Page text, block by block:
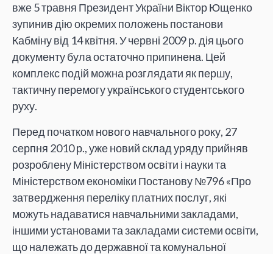
вже 5 травня Президент України Віктор Ющенко
зупинив дію окремих положень постанови
Кабміну від 14 квітня. У червні 2009 р. дія цього
документу була остаточно припинена. Цей
комплекс подій можна розглядати як першу,
тактичну перемогу українського студентського
руху.
Перед початком нового навчального року, 27
серпня 2010 р., уже новий склад уряду прийняв
розроблену Міністерством освіти і науки та
Міністерством економіки Постанову №796 «Про
затвердження переліку платних послуг, які
можуть надаватися навчальними закладами,
іншими установами та закладами системи освіти,
що належать до державної та комунальної